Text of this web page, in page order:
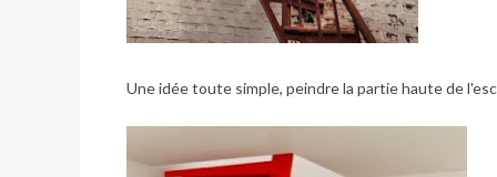
Une idée toute simple, peindre la partie haute de